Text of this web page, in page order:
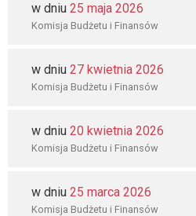
w dniu 25 maja 2026
Komisja Budżetu i Finansów
w dniu 27 kwietnia 2026
Komisja Budżetu i Finansów
w dniu 20 kwietnia 2026
Komisja Budżetu i Finansów
w dniu 25 marca 2026
Komisja Budżetu i Finansów